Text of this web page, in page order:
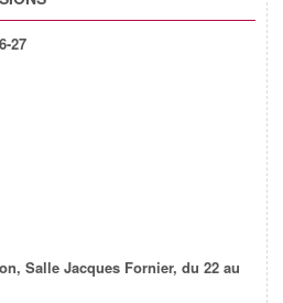
27
Salle Jacques Fornier, du 22 au